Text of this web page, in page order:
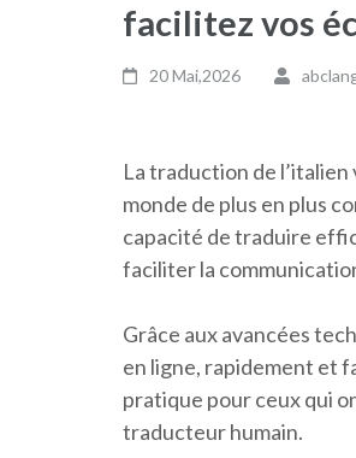
facilitez vos
20 Mai,2026
La traduction de
monde de plus en plus
capacité de traduire
faciliter la
Grâce aux avancées
en ligne, rapidement et
pratique pour ceux qui
traducteur humain.